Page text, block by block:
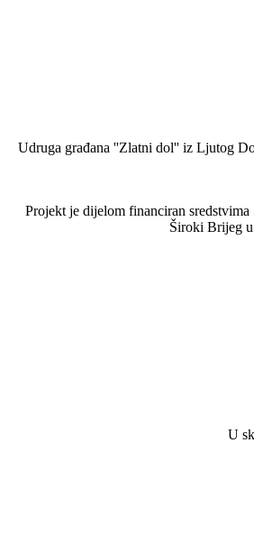
Udruga građana ''Zlatni dol'' iz Ljutog
Projekt je dijelom financiran
Široki Brijeg
U